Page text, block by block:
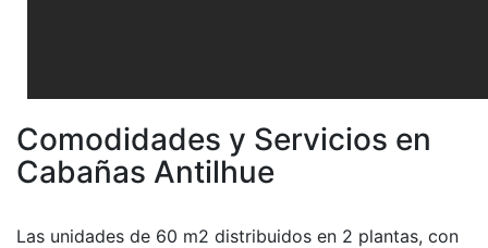
Comodidades y Servicios en
Cabañas Antilhue
Las unidades de 60 m2 distribuidos en 2 plantas, con